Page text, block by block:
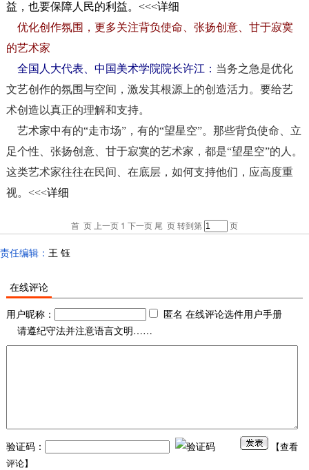
益，也要保障人民的利益。<<<详细
优化创作氛围，更多关注背负使命、张扬创意、甘于寂寞
的艺术家
全国人大代表、中国美术学院院长许江： 当务之急是优化
文艺创作的氛围与空间，激发其根源上的创造活力。要给艺
术创造以真正的理解和支持。
艺术家中有的“走市场”，有的“望星空”。那些背负使命、立
足个性、张扬创意、甘于寂寞的艺术家，都是“望星空”的人。
这类艺术家往往在民间、在底层，如何支持他们，应高度重
视。<<<详细
首 页 上一页 1 下一页 尾 页转到第 页
责任编辑： 王 钰
在线评论
用户昵称：
匿名 在线评论选件用户手册
请遵纪守法并注意语言文明……
验证码： 【查看
评论】